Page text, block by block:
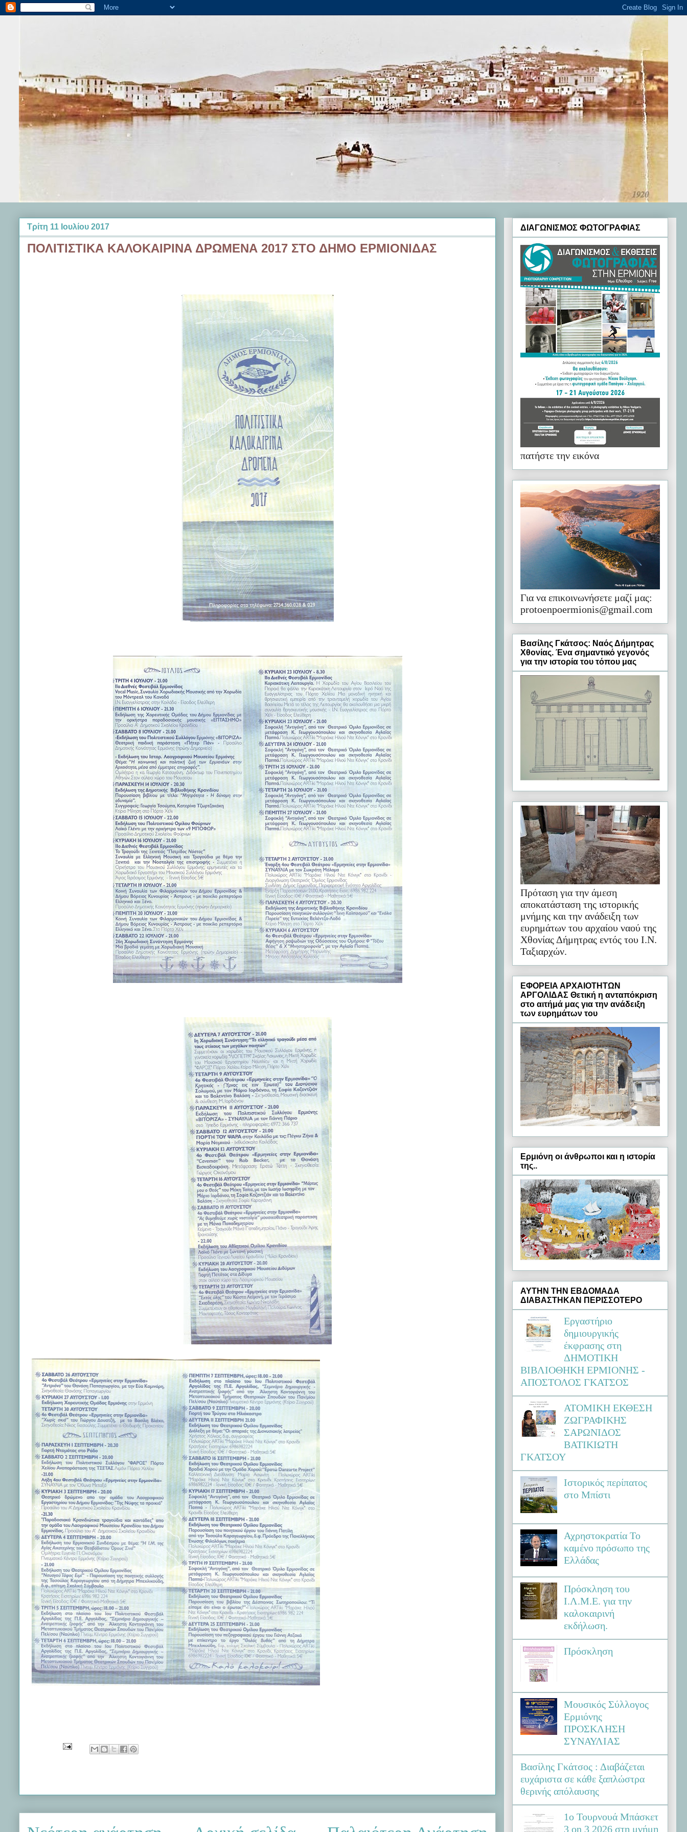
Τρίτη 11 Ιουλίου 2017
ΠΟΛΙΤΙΣΤΙΚΑ ΚΑΛΟΚΑΙΡΙΝΑ ΔΡΩΜΕΝΑ 2017 ΣΤΟ ΔΗΜΟ ΕΡΜΙΟΝΙΔΑΣ
ΔΙΑΓΩΝΙΣΜΟΣ ΦΩΤΟΓΡΑΦΙΑΣ
πατήστε την εικόνα
Για να επικοινωνήσετε μαζί μας:
protoenpoermionis@gmail.com
Βασίλης Γκάτσος: Ναός Δήμητρας
Χθονίας. Ένα σημαντικό γεγονός
για την ιστορία του τόπου μας
Πρόταση για την άμεση
αποκατάσταση της ιστορικής
μνήμης και την ανάδειξη των
ευρημάτων του αρχαίου ναού της
Χθονίας Δήμητρας εντός του Ι.Ν.
Ταξιαρχών.
ΕΦΟΡΕΙΑ ΑΡΧΑΙΟΤΗΤΩΝ
ΑΡΓΟΛΙΔΑΣ Θετική η ανταπόκριση
στο αιτήμά μας για την ανάδειξη
των ευρημάτων του
Ερμιόνη oι άνθρωποι και η ιστορία
της..
ΑΥΤΗΝ ΤΗΝ ΕΒΔΟΜΑΔΑ
ΔΙΑΒΑΣΤΗΚΑΝ ΠΕΡΙΣΣΟΤΕΡΟ
Εργαστήριο
δημιουργικής
έκφρασης στη
ΔΗΜΟΤΙΚΗ
ΒΙΒΛΙΟΘΗΚΗ ΕΡΜΙΟΝΗΣ -
ΑΠΟΣΤΟΛΟΣ ΓΚΑΤΣΟΣ
ΑΤΟΜΙΚΗ ΕΚΘΕΣΗ
ΖΩΓΡΑΦΙΚΗΣ
ΣΑΡΩΝΙΔΟΣ
ΒΑΤΙΚΙΩΤΗ
ΓΚΑΤΣΟΥ
Ιστορικός περίπατος
στο Μπίστι
Αχρηστοκρατία Το
καμένο πρόσωπο της
Ελλάδας
Πρόσκληση του
Ι.Λ.Μ.Ε. για την
καλοκαιρινή
εκδήλωση.
Πρόσκληση
Μουσικός Σύλλογος
Ερμιόνης
ΠΡΟΣΚΛΗΣΗ
ΣΥΝΑΥΛΙΑΣ
Βασίλης Γκάτσος : Διαβάζεται
ευχάριστα σε κάθε ξαπλώστρα
θερινής απόλαυσης
1ο Τουρνουά Μπάσκετ
3 on 3 2026 στη μνήμη